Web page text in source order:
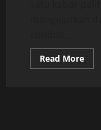
Read MoreRead
more